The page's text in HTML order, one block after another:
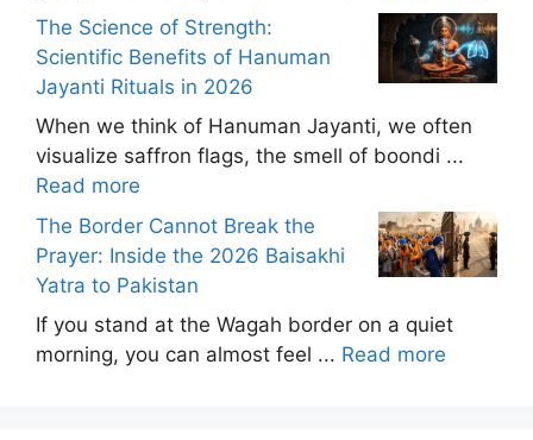
The Science of Strength:
Scientific Benefits of Hanuman
Jayanti Rituals in 2026
When we think of Hanuman Jayanti, we often
visualize saffron flags, the smell of boondi ...
Read more
The Border Cannot Break the
Prayer: Inside the 2026 Baisakhi
Yatra to Pakistan
If you stand at the Wagah border on a quiet
morning, you can almost feel ... Read more